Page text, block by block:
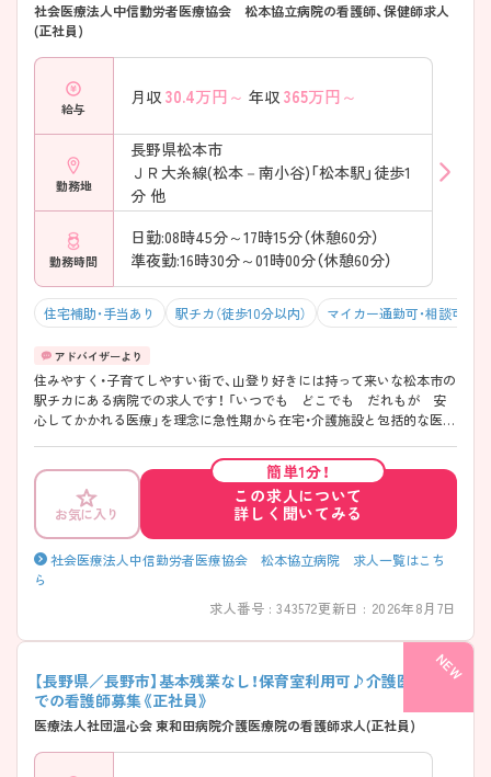
社会医療法人中信勤労者医療協会 松本協立病院の看護師、保健師求人
(正社員)
給与
月収 30.4万円～ 年収 365万円～
勤務地
長野県松本市
ＪＲ大糸線(松本－南小谷)「松本駅」徒歩1
分 他
勤務時間
日勤:08時45分～17時15分（休憩60分）
準夜勤:16時30分～01時00分（休憩60分）
住宅補助・手当あり 駅チカ（徒歩10分以内） マイカー通勤可・相談可
住みやすく・子育てしやすい街で、山登り好きには持って来いな松本市の
駅チカにある病院での求人です！ 「いつでも どこでも だれもが 安
心してかかれる医療」を理念に急性期から在宅・介護施設と包括的な医
でIoT活用の進んだ職場環境、好立地、好待遇なこの病院にご興味をお持
ちの方は、 詳細の情報や面接のポイントをお伝えしますのでお気軽にお
問い合わせくださいませ♪
お気に入り
簡単1分！
この求人について
詳しく聞いてみる
社会医療法人中信勤労者医療協会 松本協立病院 求人一覧はこち
ら
求人番号 : 343572更新日 : 2026年8月7日
【長野県／長野市】基本残業なし！保育室利用可♪介護医療院
での看護師募集《正社員》
医療法人社団温心会 東和田病院介護医療院の看護師求人(正社員)